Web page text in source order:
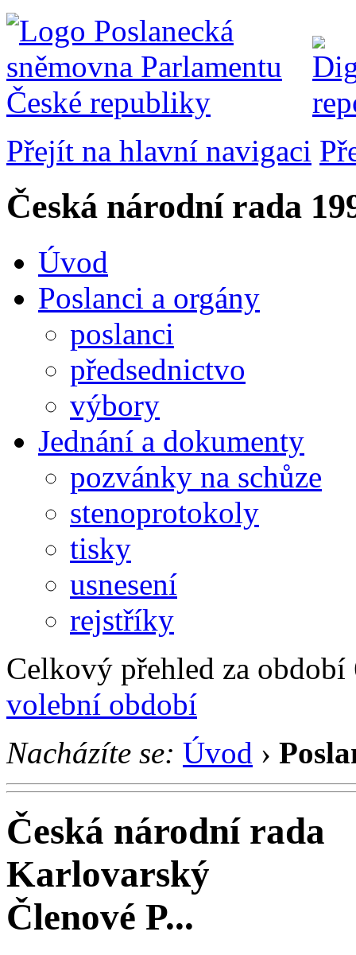
Přejít na hlavní navigaci
Česká národní rada
Úvod
Poslanci a orgány
poslanci
předsednictvo
výbory
Jednání a dokumenty
pozvánky na schůze
stenoprotokoly
tisky
usnesení
rejstříky
Celkový přehled za
volební období
Nacházíte se: Úvod ›
Česká národní rada
Karlovarský
Členové P...